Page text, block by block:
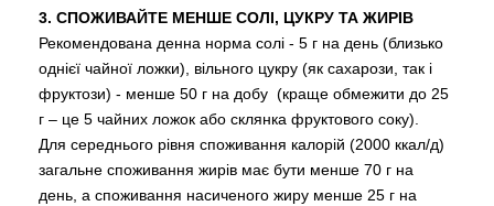
3. СПОЖИВАЙТЕ МЕНШЕ СОЛІ, ЦУКРУ ТА ЖИРІВ
Рекомендована денна норма солі - 5 г на день (близько
однієї чайної ложки), вільного цукру (як сахарози, так і
фруктози) - менше 50 г на добу (краще обмежити до 25
г – це 5 чайних ложок або склянка фруктового соку).
Для середнього рівня споживання калорій (2000 ккал/д)
загальне споживання жирів має бути менше 70 г на
день, а споживання насиченого жиру менше 25 г на